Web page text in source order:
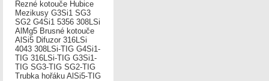
Řezné kotouče Hubice
Mezikusy G3Si1 SG3
SG2 G4Si1 5356 308LSi
AlMg5 Brusné kotouče
AlSi5 Difuzor 316LSi
4043 308LSi-TIG G4Si1-
TIG 316LSi-TIG G3Si1-
TIG SG3-TIG SG2-TIG
Trubka hořáku AlSi5-TIG